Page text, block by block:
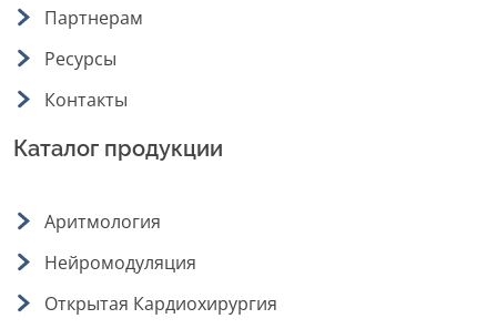
Партнерам
Ресурсы
Контакты
Каталог продукции
Аритмология
Нейромодуляция
Открытая Кардиохирургия